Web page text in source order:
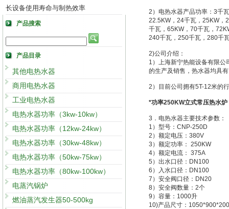
长设备使用寿命与制热效率
产品搜索
产品目录
其他电热水器
商用电热水器
工业电热水器
电热水器功率（3kw-10kw）
电热水器功率（12kw-24kw）
电热水器功率（30kw-48kw）
电热水器功率（50kw-75kw）
电热水器功率（80kw-100kw）
电蒸汽锅炉
燃油蒸汽发生器50-500kg
2）电热水器产品功率：3千
22.5KW，24千瓦，25KW，
千瓦，65KW，70千瓦，
240千瓦，250千瓦，280千
2)公司介绍：
1）上海新宁热能设备有限
的生产及销售，热水器均具
2）目前公司拥有5T-12米的
*功率250KW立式常压热水炉
3．电热水器主要技术参数：
1）型号：CNP-250D
2）额定电压：380V
3）额定功率： 250KW
4）额定电流： 375A
5）出水口径：DN100
6）入水口径：DN100
7）安全阀口径：DN20
8）安全阀数量：2个
9）容量：1000升
10)产品尺寸：